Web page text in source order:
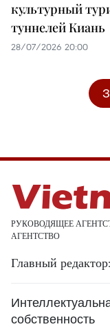
культурный
туннелей Киань
28/07/2026 20:00
РУКОВОДЯЩЕЕ
АГЕНТСТВО
Главный
собственность